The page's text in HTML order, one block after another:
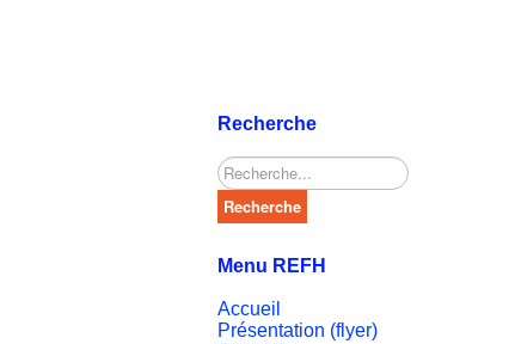
Recherche
Rechercher
Recherche
Menu REFH
Accueil
Présentation (flyer)